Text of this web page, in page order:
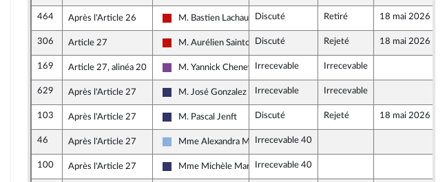
464 Après l'Article 26
La France insoumise - Nouveau Front Populaire
M. Bastien Lachaud Discuté Retiré 18 mai 2026
306 Article 27
La France insoumise - Nouveau Front Populaire
M. Aurélien SaintoulDiscuté Rejeté 18 mai 2026
169 Article 27, alinéa 20
Ensemble pour la République
M. Yannick ChenevardIrrecevable Irrecevable
629 Après l'Article 27
Rassemblement National
M. José Gonzalez Irrecevable Irrecevable
103 Après l'Article 27
Rassemblement National
M. Pascal Jenft Discuté Rejeté 18 mai 2026
46 Après l'Article 27
Droite Républicaine
Mme Alexandra Martin (Alpes-Maritimes)
Irrecevable 40
100 Après l'Article 27
Rassemblement National
Mme Michèle MartinezIrrecevable 40